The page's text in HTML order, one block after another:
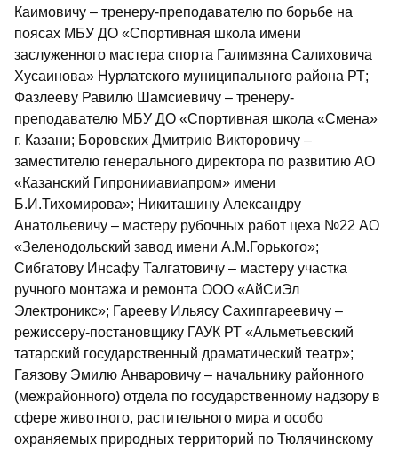
Каимовичу – тренеру-преподавателю по борьбе на
поясах МБУ ДО «Спортивная школа имени
заслуженного мастера спорта Галимзяна Салиховича
Хусаинова» Нурлатского муниципального района РТ;
Фазлееву Равилю Шамсиевичу – тренеру-
преподавателю МБУ ДО «Спортивная школа «Смена»
г. Казани; Боровских Дмитрию Викторовичу –
заместителю генерального директора по развитию АО
«Казанский Гипронииавиапром» имени
Б.И.Тихомирова»; Никиташину Александру
Анатольевичу – мастеру рубочных работ цеха №22 АО
«Зеленодольский завод имени А.М.Горького»;
Сибгатову Инсафу Талгатовичу – мастеру участка
ручного монтажа и ремонта ООО «АйСиЭл
Электроникс»; Гарееву Ильясу Сахип­гареевичу –
режиссеру-постановщику ГАУК РТ «Альметьевский
татарский государственный драматический театр»;
Гаязову Эмилю Анваровичу – начальнику районного
(межрайонного) отдела по государственному надзору в
сфере животного, растительного мира и особо
охраняемых природных территорий по Тюлячинскому